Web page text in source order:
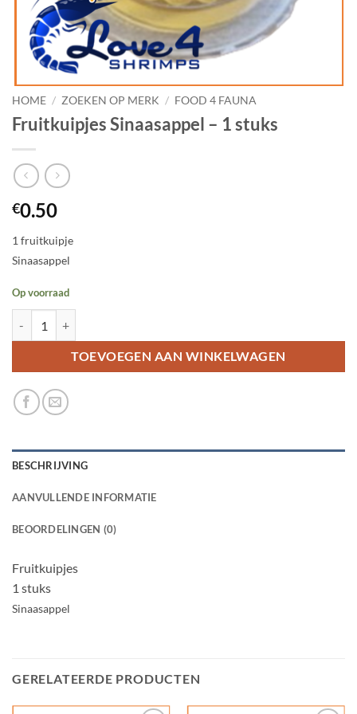
HOME / ZOEKEN OP MERK / FOOD 4 FAUNA
Fruitkuipjes Sinaasappel – 1 stuks
€0.50
1 fruitkuipje
Sinaasappel
Op voorraad
TOEVOEGEN AAN WINKELWAGEN
BESCHRIJVING
AANVULLENDE INFORMATIE
BEOORDELINGEN (0)
Fruitkuipjes
1 stuks
Sinaasappel
GERELATEERDE PRODUCTEN